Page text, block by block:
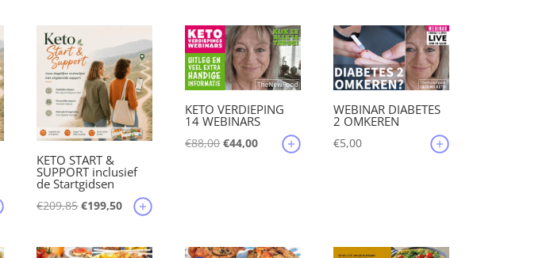
KETO START &
SUPPORT inclusief
de Startgidsen
€209,85Oorspronkelijke
was:
€199,50Huidige
is:
KETO VERDIEPING
14 WEBINARS
€88,00Oorspronkelijke
€44,00Huidige
WEBINAR DIABETES
2 OMKEREN
€5,00